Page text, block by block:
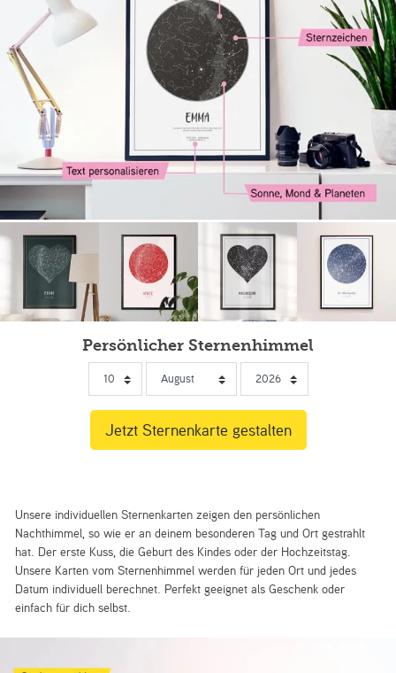
Persönlicher Sternenhimmel
Unsere individuellen Sternenkarten zeigen den persönlichen
Nachthimmel, so wie er an deinem besonderen Tag und Ort gestrahlt
hat. Der erste Kuss, die Geburt des Kindes oder der Hochzeitstag.
Unsere Karten vom Sternenhimmel werden für jeden Ort und jedes
Datum individuell berechnet. Perfekt geeignet als Geschenk oder
einfach für dich selbst.